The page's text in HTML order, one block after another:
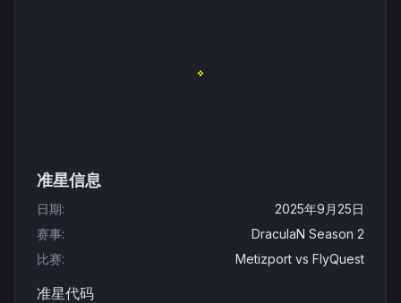
准星信息
日期:
2025年9月25日
赛事:
DraculaN Season 2
比赛: Metizport vs FlyQuest
准星代码